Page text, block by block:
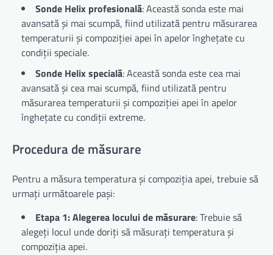
Sonde Helix profesională: Această sonda este mai
avansată și mai scumpă, fiind utilizată pentru măsurarea
temperaturii și compoziției apei în apelor înghețate cu
condiții speciale.
Sonde Helix specială: Această sonda este cea mai
avansată și cea mai scumpă, fiind utilizată pentru
măsurarea temperaturii și compoziției apei în apelor
înghețate cu condiții extreme.
Procedura de măsurare
Pentru a măsura temperatura și compoziția apei, trebuie să
urmați următoarele pași:
Etapa 1: Alegerea locului de măsurare: Trebuie să
alegeți locul unde doriți să măsurați temperatura și
compoziția apei.